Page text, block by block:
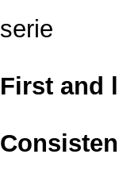
serie
First and